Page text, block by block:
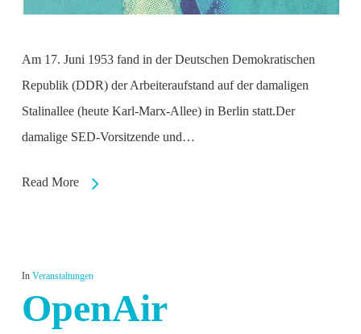
Am 17. Juni 1953 fand in der Deutschen Demokratischen
Republik (DDR) der Arbeiteraufstand auf der damaligen
Stalinallee (heute Karl-Marx-Allee) in Berlin statt.Der
damalige SED-Vorsitzende und…
Read More
In Veranstaltungen
OpenAir